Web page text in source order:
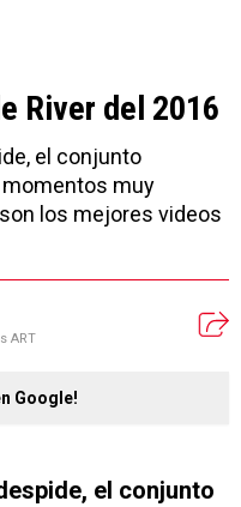
River del 2016
el conjunto
muy
los mejores videos
ART
Google!
el conjunto